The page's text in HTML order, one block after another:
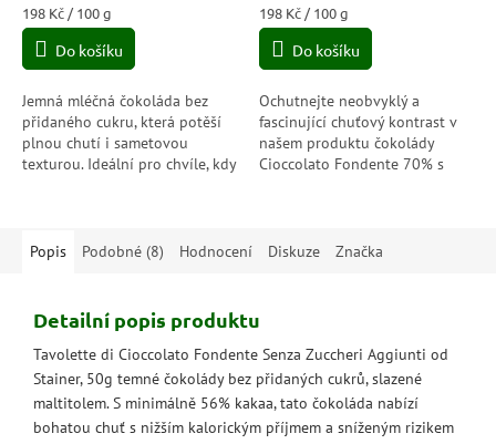
Měrná
cena:
198 Kč / 100 g
Do košíku
Jemná mléčná čokoláda bez
přidaného cukru, která potěší
plnou chutí i sametovou
texturou. Ideální pro chvíle, kdy
Měrná
cena:
198 Kč / 100 g
Do košíku
Ochutnejte neobvyklý a
fascinující chuťový kontrast v
našem produktu čokolády
Cioccolato Fondente 70% s
Popis
Podobné (8) Hodnocení Diskuze Značka
Detailní popis produktu
Tavolette di Cioccolato Fondente Senza Zuccheri Aggiunti od
Stainer, 50g temné čokolády bez přidaných cukrů, slazené
maltitolem. S minimálně 56% kakaa, tato čokoláda nabízí
bohatou chuť s nižším kalorickým příjmem a sníženým rizikem